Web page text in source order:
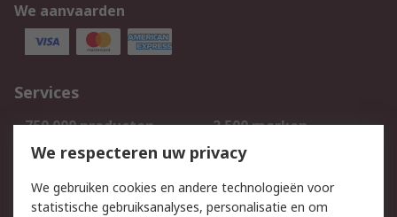
We aanvaarden
Services
750.000 producten
2.500 merken
Bestellen
Inkoopoplossingen
Track & Trace
We respecteren uw privacy
We gebruiken cookies en andere technologieën voor
statistische gebruiksanalyses, personalisatie en om